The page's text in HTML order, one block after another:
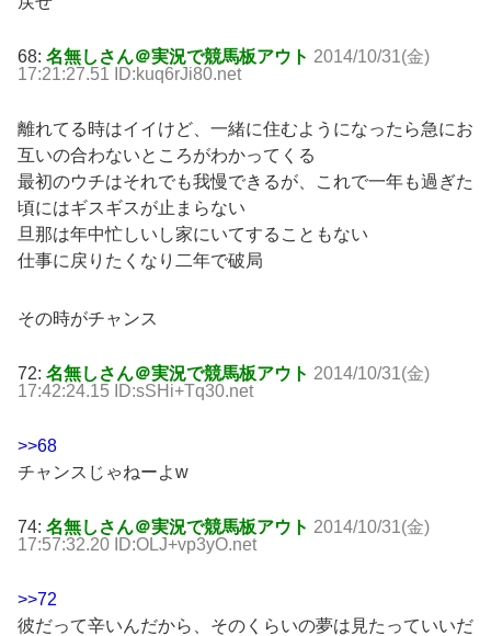
68: 名無しさん＠実況で競馬板アウト 2014/10/31(金)
17:21:27.51 ID:kuq6rJi80.net
離れてる時はイイけど、一緒に住むようになったら急にお
互いの合わないところがわかってくる
最初のウチはそれでも我慢できるが、これで一年も過ぎた
頃にはギスギスが止まらない
旦那は年中忙しいし家にいてすることもない
仕事に戻りたくなり二年で破局
その時がチャンス
72: 名無しさん＠実況で競馬板アウト 2014/10/31(金)
17:42:24.15 ID:sSHi+Tq30.net
>>68
チャンスじゃねーよw
74: 名無しさん＠実況で競馬板アウト 2014/10/31(金)
17:57:32.20 ID:OLJ+vp3yO.net
>>72
彼だって辛いんだから、そのくらいの夢は見たっていいだ